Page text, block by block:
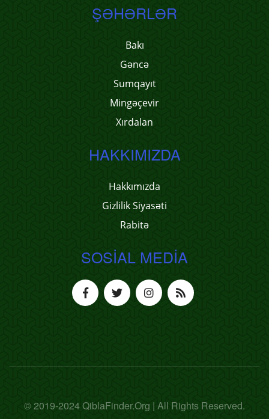
ŞƏHƏRLƏR
Bakı
Gəncə
Sumqayıt
Mingəçevir
Xırdalan
HAKKIMIZDA
Hakkımızda
Gizlilik Siyasəti
Rabitə
SOSIAL MEDIA
© 2019-2024 QiblaFinder.Org | All Rights Reserved.